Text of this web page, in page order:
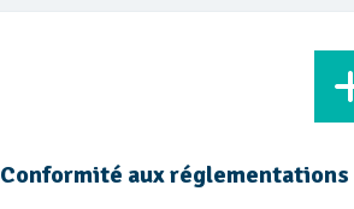
Conformité aux réglementations